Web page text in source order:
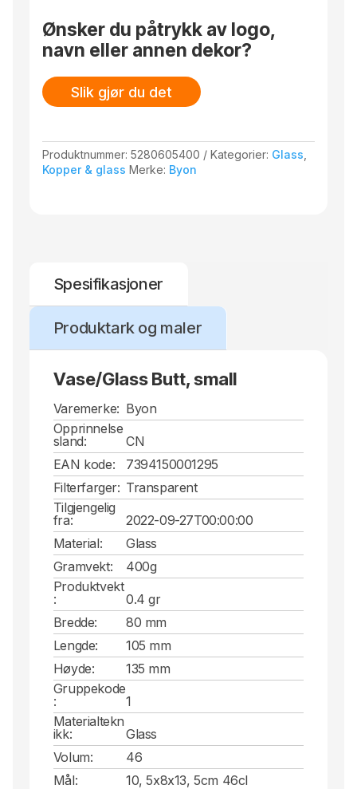
Ønsker du påtrykk av logo,
navn eller annen dekor?
Slik gjør du det
Produktnummer:5280605400 Kategorier: Glass
Kopper & glass Merke: Byon
Spesifikasjoner
Produktark og maler
Vase/Glass Butt, small
Varemerke: Byon
Opprinnelse
sland:
CN
EAN kode:
7394150001295
Filterfarger: Transparent
Tilgjengelig
fra:
2022-09-27T00:00:00
Material:
Glass
Gramvekt:
400g
Produktvekt
:
0.4 gr
Bredde:
80 mm
Lengde:
105 mm
Høyde:
135 mm
Gruppekode
:
1
Materialtekn
ikk:
Glass
Volum:
46
Mål:
10, 5x8x13, 5cm 46cl